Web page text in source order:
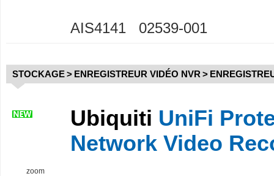
AIS4141 02539-001
STOCKAGE> ENREGISTREUR VIDÉO NVR >
zoom
Ubiquiti UniFi
Network Video